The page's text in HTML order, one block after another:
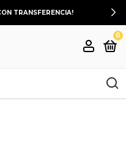
TRANSFERENCIA!
0